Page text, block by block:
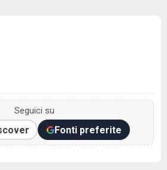
Seguici su
Fonti preferite